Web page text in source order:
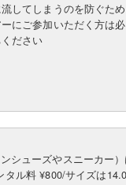
してしまうのを防ぐた
にご参加いただく方は
ださい
シューズやスニーカー
ル料 ¥800/サイズは